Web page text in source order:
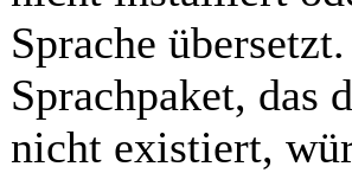
Sprache
Sprachpaket, das
nicht existiert,